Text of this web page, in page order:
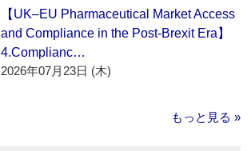
【UK–EU Pharmaceutical Market Access
and Compliance in the Post-Brexit Era】
4.Complianc…
2026年07月23日 (木)
もっと見る »